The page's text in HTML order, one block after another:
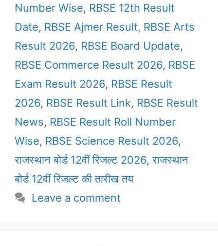
Number Wise, RBSE 12th Result
Date, RBSE Ajmer Result, RBSE Arts
Result 2026, RBSE Board Update,
RBSE Commerce Result 2026, RBSE
Exam Result 2026, RBSE Result
2026, RBSE Result Link, RBSE Result
News, RBSE Result Roll Number
Wise, RBSE Science Result 2026,
राजस्थान बोर्ड 12वीं रिजल्ट 2026,राजस्थान
बोर्ड 12वीं रिजल्ट की तारीख तय
Leave a comment